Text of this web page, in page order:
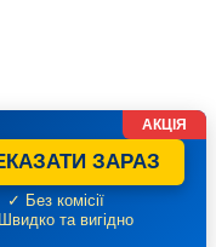
ЗАРАЗ
✓ Без комісії
та вигідно
АКЦІЯ